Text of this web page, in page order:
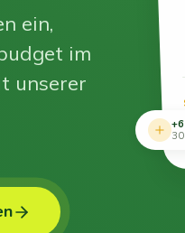
ein,
im
unserer